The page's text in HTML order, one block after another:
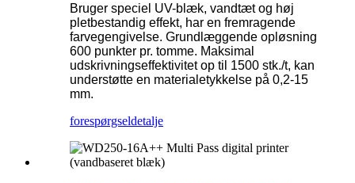
Bruger speciel UV-blæk, vandtæt og høj
pletbestandig effekt, har en fremragende
farvegengivelse. Grundlæggende opløsning
600 punkter pr. tomme. Maksimal
udskrivningseffektivitet op til 1500 stk./t, kan
understøtte en materialetykkelse på 0,2-15
mm.
forespørgseldetalje